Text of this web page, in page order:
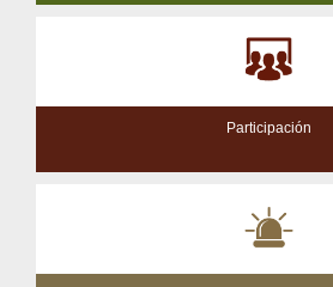
Participación